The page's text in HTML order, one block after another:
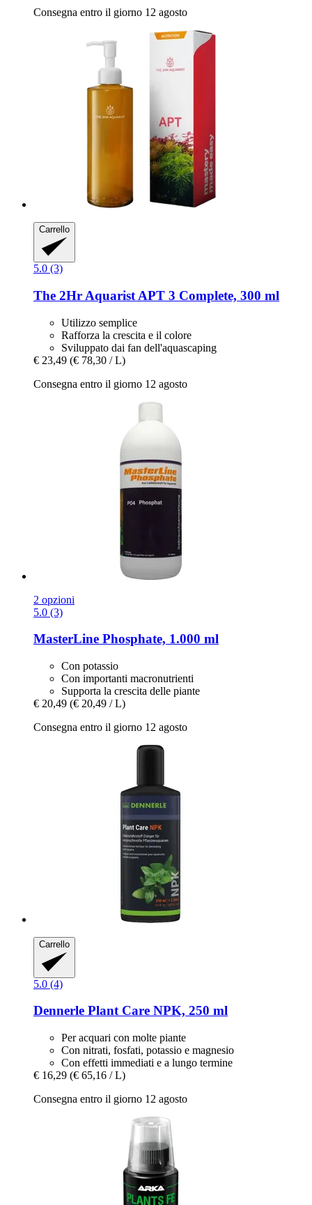
Consegna entro il giorno 12 agosto
Carrello
5.0 (3)
The 2Hr Aquarist APT 3 Complete, 300 ml
Utilizzo semplice
Rafforza la crescita e il colore
Sviluppato dai fan dell'aquascaping
€ 23,49 (€ 78,30 / L)
Consegna entro il giorno 12 agosto
2 opzioni
5.0 (3)
MasterLine Phosphate, 1.000 ml
Con potassio
Con importanti macronutrienti
Supporta la crescita delle piante
€ 20,49 (€ 20,49 / L)
Consegna entro il giorno 12 agosto
Carrello
5.0 (4)
Dennerle Plant Care NPK, 250 ml
Per acquari con molte piante
Con nitrati, fosfati, potassio e magnesio
Con effetti immediati e a lungo termine
€ 16,29 (€ 65,16 / L)
Consegna entro il giorno 12 agosto